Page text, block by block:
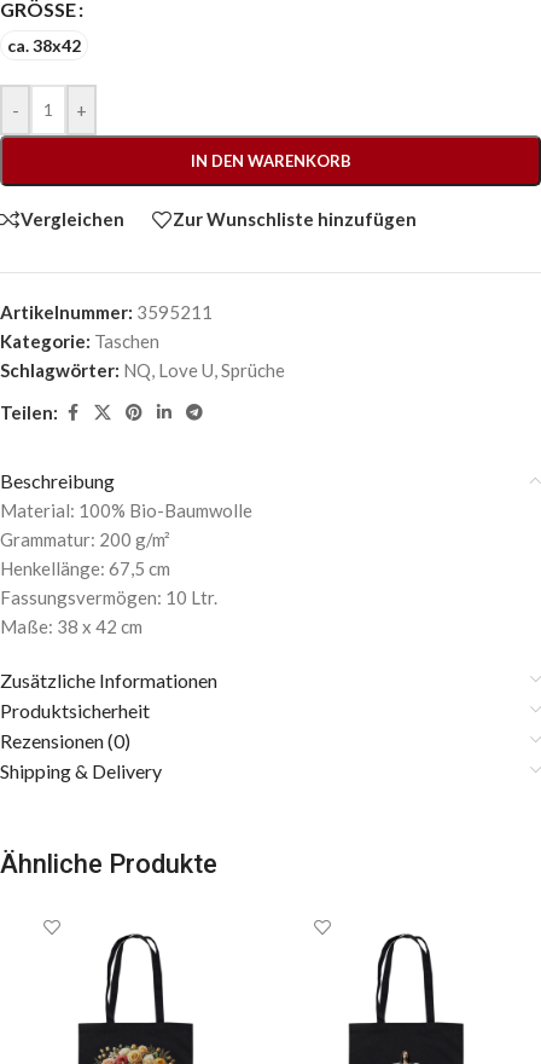
GRÖSSE
ca. 38x42
- +
IN DEN WARENKORB
Vergleichen Zur Wunschliste hinzufügen
Artikelnummer: 3595211
Kategorie: Taschen
Schlagwörter: NQ, Love U,Sprüche
Teilen:
Beschreibung
Material: 100% Bio-Baumwolle
Grammatur: 200 g/m²
Henkellänge: 67,5 cm
Fassungsvermögen: 10 Ltr.
Maße: 38 x 42 cm
Zusätzliche Informationen
Produktsicherheit
Rezensionen (0)
Shipping & Delivery
Ähnliche Produkte